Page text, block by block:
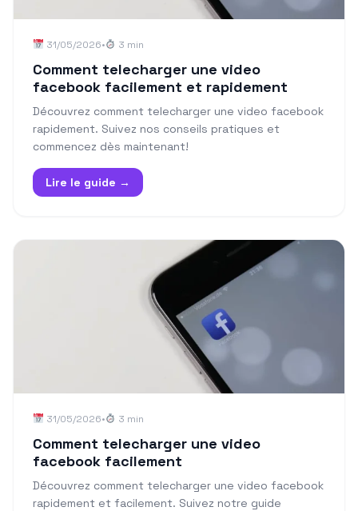
31/05/2026• 3 min
Comment telecharger une video
facebook facilement et rapidement
Découvrez comment telecharger une video facebook
rapidement. Suivez nos conseils pratiques et
commencez dès maintenant!
Lire le guide →
31/05/2026• 3 min
Comment telecharger une video
facebook facilement
Découvrez comment telecharger une video facebook
rapidement et facilement. Suivez notre guide